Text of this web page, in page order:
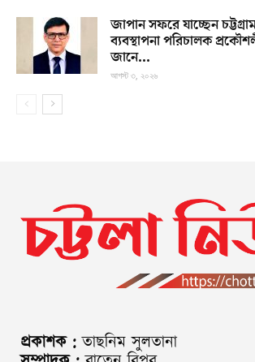
জাপান সফরে যাচ্ছেন
ব্যবস্থাপনা পরিচালক
জানে...
আগস্ট ৩, ২০২৬
প্রকাশক : তাছনিম সুলতানা